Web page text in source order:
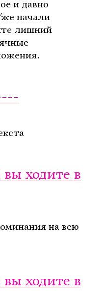
и давно
начали
лишний
ходите в
на всю
ходите в